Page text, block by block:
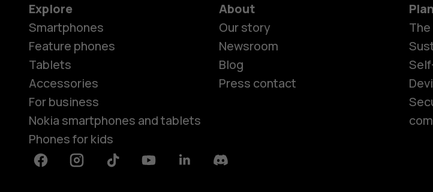
Explore
Smartphones
Feature phones
Tablets
Accessories
For business
Nokia smartphones and tablets
Phones for kids
About
Our story
Newsroom
Blog
Press contact
FacebookInstagramTiktok YoutubeLinkedinDiscord